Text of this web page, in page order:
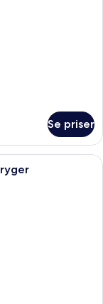
Se priser
med seng,